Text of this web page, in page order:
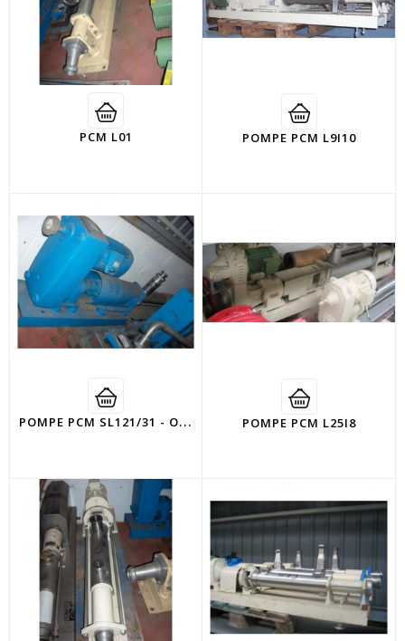
PCM L01 POMPE PCM L9I10
P
OMPE PCM SL121/31 - OCCASION2000 POMPE PCM L25I8